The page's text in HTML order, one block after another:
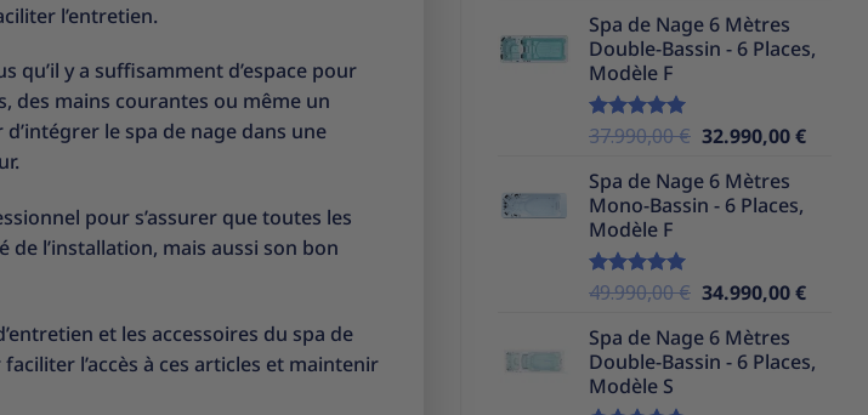
l’entretien.
qu’il y a suffisamment d’espace pour
des mains courantes ou même un
le spa de nage dans une
pour s’assurer que toutes les
l’installation, mais aussi son bon
et les accessoires du spa de
l’accès à ces articles et maintenir
initial
était :
est :
Spa de Nage 6 Mètres
Double-Bassin - 6 Places,
Modèle F
Note5.00
37.990,00€ Le
initial
était :
32.990,00€Le
Spa de Nage 6 Mètres
Mono-Bassin - 6 Places,
Modèle F
Note5.00
49.990,00€ Le
initial
était :
34.990,00€Le
est :
Spa de Nage 6 Mètres
Double-Bassin - 6 Places,
Modèle S